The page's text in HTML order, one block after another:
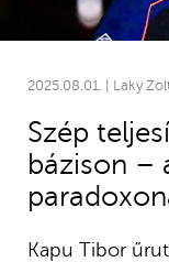
2025.08.01. | Laky
Szép
bázison –
Kapu Tibor